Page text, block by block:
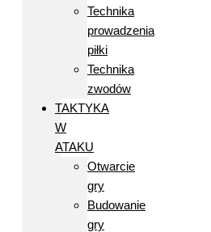
Technika
prowadzenia
piłki
Technika
zwodów
TAKTYKA
W
ATAKU
Otwarcie
gry
Budowanie
gry